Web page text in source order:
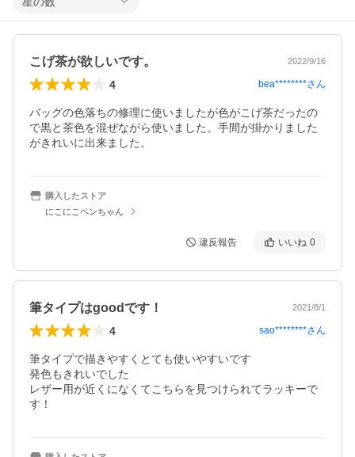
こげ茶が欲しいです。 2022/9/16
4 bea********さん
バッグの色落ちの修理に使いましたが色がこげ茶だったの
で黒と茶色を混ぜながら使いました。手間が掛かりました
がきれいに出来ました。
購入したストア
にこにこペンちゃん
違反報告 いいね 0
筆タイプはgoodです！ 2021/8/1
4 sao********さん
筆タイプで描きやすくとても使いやすいです
発色もきれいでした
レザー用が近くになくてこちらを見つけられてラッキーで
す！